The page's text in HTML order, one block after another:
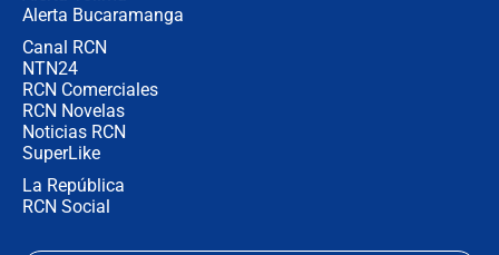
Alerta Bucaramanga
Canal RCN
NTN24
RCN Comerciales
RCN Novelas
Noticias RCN
SuperLike
La República
RCN Social